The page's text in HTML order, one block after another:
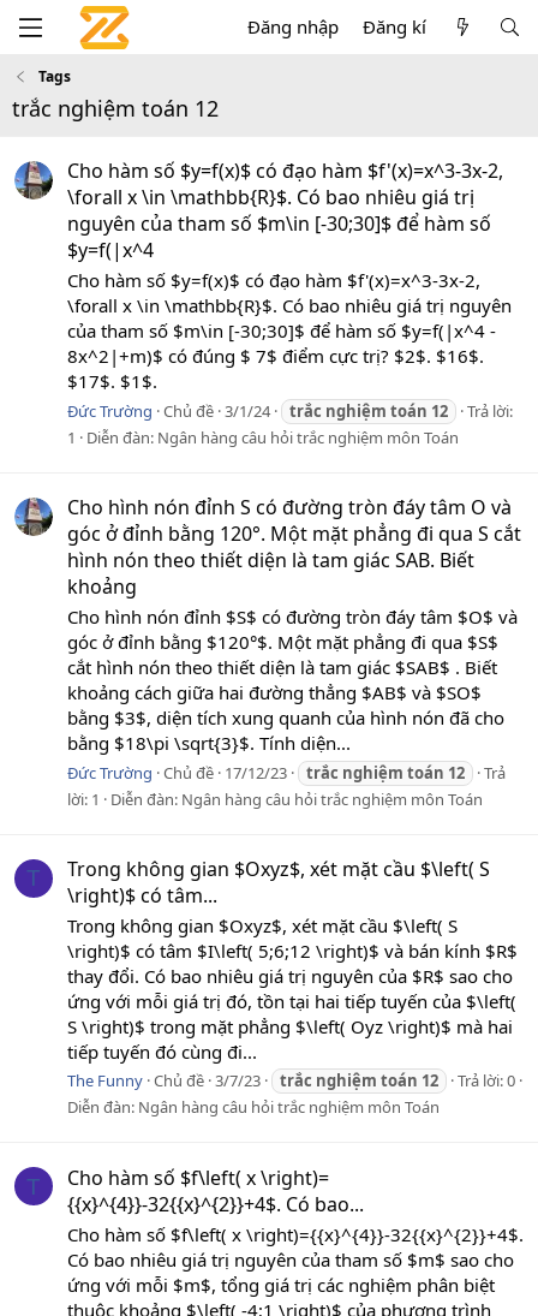
Đăng nhập Đăng kí
Tags
trắc nghiệm toán 12
Cho hàm số $y=f(x)$ có đạo hàm $f'(x)=x^3-3x-2,
\forall x \in \mathbb{R}$. Có bao nhiêu giá trị
nguyên của tham số $m\in [-30;30]$ để hàm số
$y=f(|x^4
Cho hàm số $y=f(x)$ có đạo hàm $f'(x)=x^3-3x-2,
\forall x \in \mathbb{R}$. Có bao nhiêu giá trị nguyên
của tham số $m\in [-30;30]$ để hàm số $y=f(|x^4 -
8x^2|+m)$ có đúng $ 7$ điểm cực trị? $2$. $16$.
$17$. $1$.
Đức Trường Chủ đề 3/1/24 trắc nghiệm toán 12
Trả lời:
1
Diễn đàn: Ngân hàng câu hỏi trắc nghiệm môn Toán
Cho hình nón đỉnh S có đường tròn đáy tâm O và
góc ở đỉnh bằng 120°. Một mặt phẳng đi qua S cắt
hình nón theo thiết diện là tam giác SAB. Biết
khoảng
Cho hình nón đỉnh $S$ có đường tròn đáy tâm $O$ và
góc ở đỉnh bằng $120°$. Một mặt phẳng đi qua $S$
cắt hình nón theo thiết diện là tam giác $SAB$ . Biết
khoảng cách giữa hai đường thẳng $AB$ và $SO$
bằng $3$, diện tích xung quanh của hình nón đã cho
bằng $18\pi \sqrt{3}$. Tính diện...
Đức Trường Chủ đề 17/12/23 trắc nghiệm toán 12
Trả
lời: 1
Diễn đàn: Ngân hàng câu hỏi trắc nghiệm môn Toán
T
Trong không gian $Oxyz$, xét mặt cầu $\left( S
\right)$ có tâm...
Trong không gian $Oxyz$, xét mặt cầu $\left( S
\right)$ có tâm $I\left( 5;6;12 \right)$ và bán kính $R$
thay đổi. Có bao nhiêu giá trị nguyên của $R$ sao cho
ứng với mỗi giá trị đó, tồn tại hai tiếp tuyến của $\left(
S \right)$ trong mặt phẳng $\left( Oyz \right)$ mà hai
tiếp tuyến đó cùng đi...
The Funny Chủ đề 3/7/23 trắc nghiệm toán 12
Trả lời: 0
Diễn đàn: Ngân hàng câu hỏi trắc nghiệm môn Toán
T
Cho hàm số $f\left( x \right)=
{{x}^{4}}-32{{x}^{2}}+4$. Có bao...
Cho hàm số $f\left( x \right)={{x}^{4}}-32{{x}^{2}}+4$.
Có bao nhiêu giá trị nguyên của tham số $m$ sao cho
ứng với mỗi $m$, tổng giá trị các nghiệm phân biệt
thuộc khoảng $\left( -4;1 \right)$ của phương trình